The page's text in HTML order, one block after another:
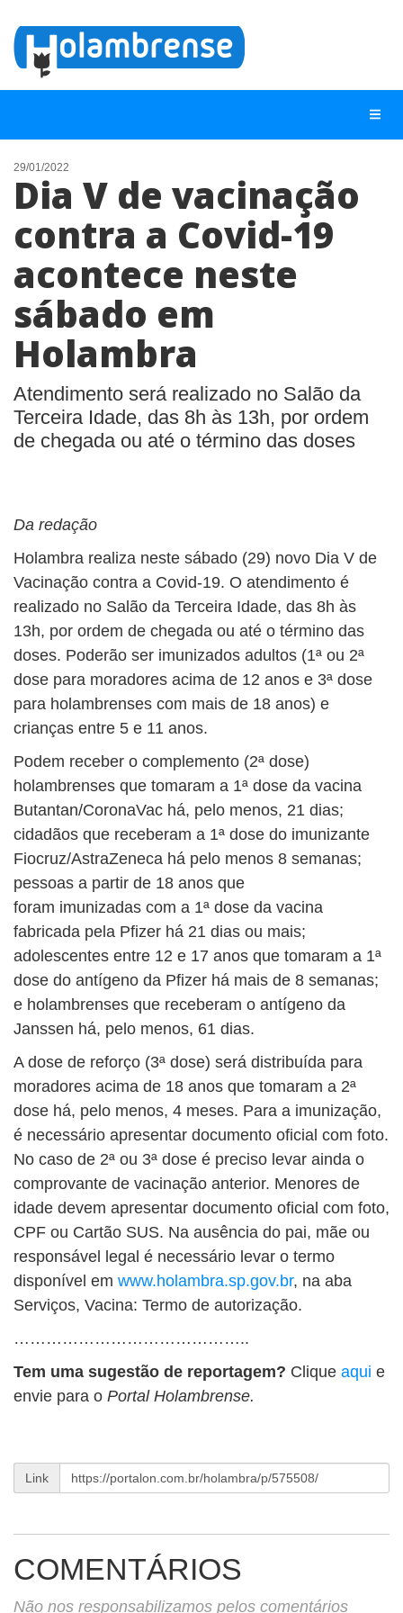
NOTÍCIAS
LISTA DIGITAL
TELEFONES ÚTEIS
ANUNCIE
29/01/2022
Dia V de vacinação
contra a Covid-19
acontece neste
sábado em
Holambra
Atendimento será realizado no Salão da
Terceira Idade, das 8h às 13h, por ordem
de chegada ou até o término das doses
Da redação
Holambra realiza neste sábado (29) novo Dia V de
Vacinação contra a Covid-19. O atendimento é
realizado no Salão da Terceira Idade, das 8h às
13h, por ordem de chegada ou até o término das
doses. Poderão ser imunizados adultos (1ª ou 2ª
dose para moradores acima de 12 anos e 3ª dose
para holambrenses com mais de 18 anos) e
crianças entre 5 e 11 anos.
Podem receber o complemento (2ª dose)
holambrenses que tomaram a 1ª dose da vacina
Butantan/CoronaVac há, pelo menos, 21 dias;
cidadãos que receberam a 1ª dose do imunizante
Fiocruz/AstraZeneca há pelo menos 8 semanas;
pessoas a partir de 18 anos que
foram imunizadas com a 1ª dose da vacina
fabricada pela Pfizer há 21 dias ou mais;
adolescentes entre 12 e 17 anos que tomaram a 1ª
dose do antígeno da Pfizer há mais de 8 semanas;
e holambrenses que receberam o antígeno da
Janssen há, pelo menos, 61 dias.
A dose de reforço (3ª dose) será distribuída para
moradores acima de 18 anos que tomaram a 2ª
dose há, pelo menos, 4 meses. Para a imunização,
é necessário apresentar documento oficial com foto.
No caso de 2ª ou 3ª dose é preciso levar ainda o
comprovante de vacinação anterior. Menores de
idade devem apresentar documento oficial com foto,
CPF ou Cartão SUS. Na ausência do pai, mãe ou
responsável legal é necessário levar o termo
disponível em www.holambra.sp.gov.br, na aba
Serviços, Vacina: Termo de autorização.
……………………………………..
Tem uma sugestão de reportagem? Clique aqui e
envie para o Portal Holambrense.
Link
COMENTÁRIOS
Não nos responsabilizamos pelos comentários